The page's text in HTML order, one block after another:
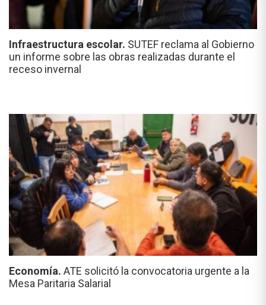
Infraestructura escolar. SUTEF reclama al Gobierno
un informe sobre las obras realizadas durante el
receso invernal
Economía. ATE solicitó la convocatoria urgente a la
Mesa Paritaria Salarial